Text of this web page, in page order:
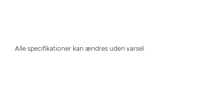
Alle specifikationer kan ændres uden varsel.